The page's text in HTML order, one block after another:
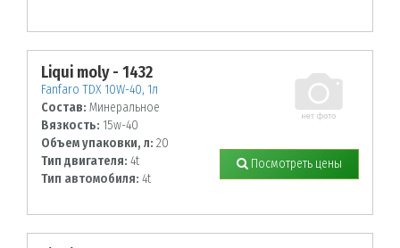
Liqui moly - 1432
Fanfaro TDX 10W-40, 1л
Состав: Минеральное
Вязкость: 15w-40
Объем упаковки, л: 20
Тип двигателя: 4t
Тип автомобиля: 4t
Посмотреть цены